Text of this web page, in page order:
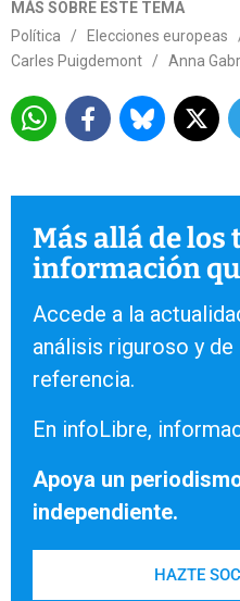
MÁS SOBRE ESTE TEMA
Política
/ Elecciones europeas
Carles Puigdemont
/ Anna
Más allá de
información
Accede a la
análisis riguroso y
referencia.
En infoLibre,
Apoya un
independiente.
HAZTE